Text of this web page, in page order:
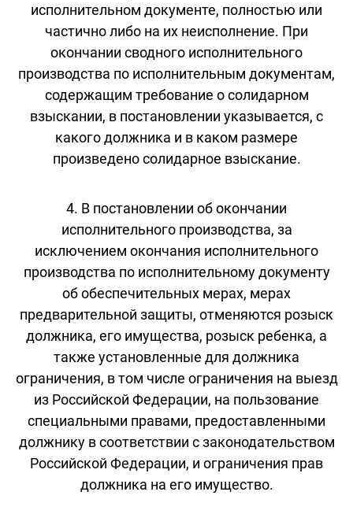
исполнительном документе, полностью или
частично либо на их неисполнение. При
окончании сводного исполнительного
производства по исполнительным документам,
содержащим требование о солидарном
взыскании, в постановлении указывается, с
какого должника и в каком размере
произведено солидарное взыскание.
4. В постановлении об окончании
исполнительного производства, за
исключением окончания исполнительного
производства по исполнительному документу
об обеспечительных мерах, мерах
предварительной защиты, отменяются розыск
должника, его имущества, розыск ребенка, а
также установленные для должника
ограничения, в том числе ограничения на выезд
из Российской Федерации, на пользование
специальными правами, предоставленными
должнику в соответствии с законодательством
Российской Федерации, и ограничения прав
должника на его имущество.